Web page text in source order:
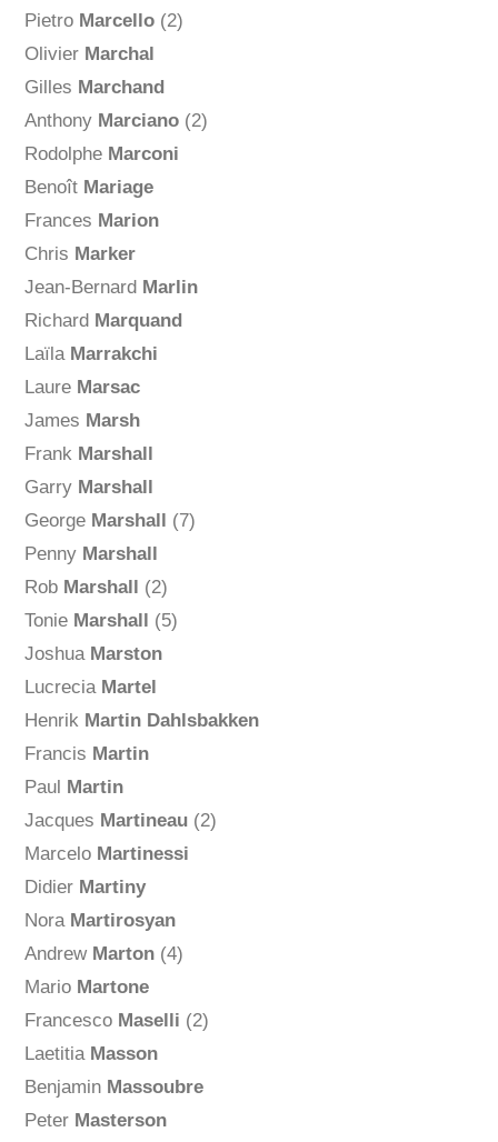
Pietro Marcello(2)
Olivier Marchal
Gilles Marchand
Anthony Marciano(2)
Rodolphe Marconi
Benoît Mariage
Frances Marion
Chris Marker
Jean-Bernard Marlin
Richard Marquand
Laïla Marrakchi
Laure Marsac
James Marsh
Frank Marshall
Garry Marshall
George Marshall (7)
Penny Marshall
Rob Marshall (2)
Tonie Marshall (5)
Joshua Marston
Lucrecia Martel
Henrik Martin Dahlsbakken
Francis Martin
Paul Martin
Jacques Martineau(2)
Marcelo Martinessi
Didier Martiny
Nora Martirosyan
Andrew Marton(4)
Mario Martone
Francesco Maselli (2)
Laetitia Masson
Benjamin Massoubre
Peter Masterson